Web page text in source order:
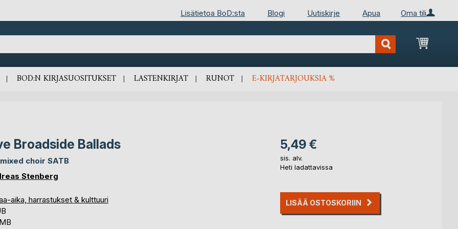
Oma tili
Lisätietoa BoD:sta Blogi Uutiskirje Apua
BOD:N KIRJASUOSITUKSET LASTENKIRJAT RUNOT E-KIRJATARJOUKSIA %
Broadside Ballads
choir SATB
Stenberg
aika, harrastukset & kulttuuri
5,49 €
sis. alv.
Heti ladattavissa
LISÄÄ OSTOSKORIIN